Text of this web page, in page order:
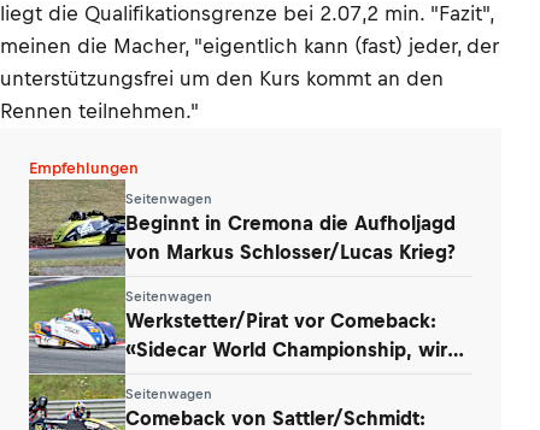
liegt die Qualifikationsgrenze bei 2.07,2 min. "Fazit",
meinen die Macher, "eigentlich kann (fast) jeder, der
unterstützungsfrei um den Kurs kommt an den
Rennen teilnehmen."
Empfehlungen
Seitenwagen
Beginnt in Cremona die Aufholjagd
von Markus Schlosser/Lucas Krieg?
Seitenwagen
Werkstetter/Pirat vor Comeback:
«Sidecar World Championship, wir
Seitenwagen
Comeback von Sattler/Schmidt: